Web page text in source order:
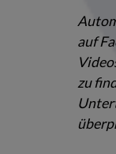
auf
zu